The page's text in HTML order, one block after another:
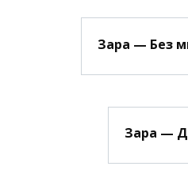
Зара — Без
Зара —